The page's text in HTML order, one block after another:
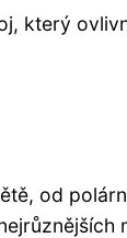
který
od